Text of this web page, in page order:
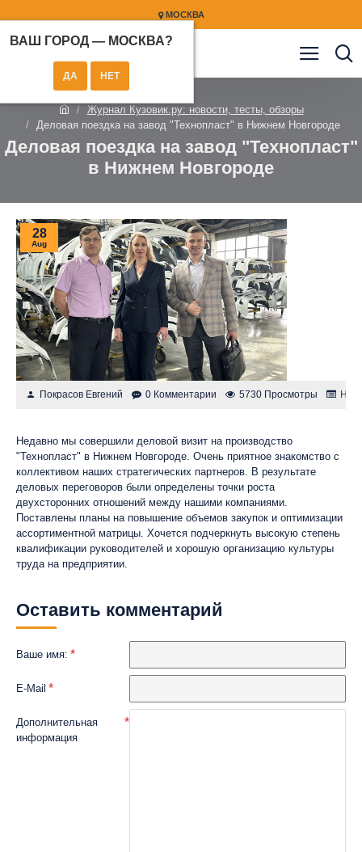
МОСКВА
ВАШ ГОРОД — МОСКВА?
Журнал Кузовик.ру: новости, тесты, обзоры
Деловая поездка на завод "Технопласт" в Нижнем Новгороде
Деловая поездка на завод "Технопласт"
в Нижнем Новгороде
28
Aug
Покрасов Евгений 0 Комментарии 5730 Просмотры
Недавно мы совершили деловой визит на производство
"Технопласт" в Нижнем Новгороде. Очень приятное знакомство с
коллективом наших стратегических партнеров. В результате
деловых переговоров были определены точки роста
двухсторонних отношений между нашими компаниями.
Поставлены планы на повышение объемов закупок и оптимизации
ассортиментной матрицы. Хочется подчеркнуть высокую степень
квалификации руководителей и хорошую организацию культуры
труда на предприятии.
Оставить комментарий
Ваше имя:
E-Mail
Дополнительная
информация